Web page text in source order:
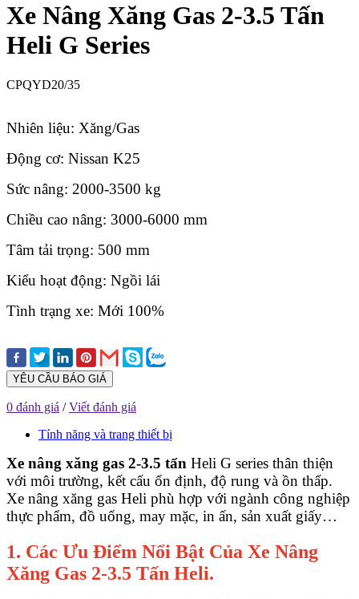
Xe Nâng Xăng Gas 2-3.5 Tấn
Heli G Series
CPQYD20/35
Nhiên liệu: Xăng/Gas
Động cơ: Nissan K25
Sức nâng: 2000-3500 kg
Chiều cao nâng: 3000-6000 mm
Tâm tải trọng: 500 mm
Kiểu hoạt động: Ngồi lái
Tình trạng xe: Mới 100%
YÊU CẦU BÁO GIÁ
0 đánh giá /Viết đánh giá
Tính năng và trang thiết bị
Xe nâng xăng gas 2-3.5 tấn Heli G series thân thiện
với môi trường, kết cấu ổn định, độ rung và ồn thấp.
Xe nâng xăng gas Heli phù hợp với ngành công nghiệp
thực phẩm, đồ uống, may mặc, in ấn, sản xuất giấy…
1. Các Ưu Điểm Nổi Bật Của Xe Nâng
Xăng Gas 2-3.5 Tấn Heli.